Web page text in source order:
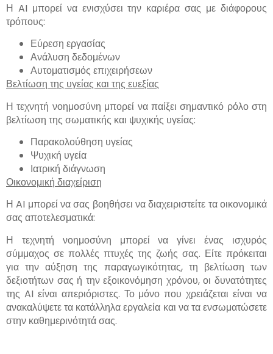
Η AI μπορεί να ενισχύσει την καριέρα σας με διάφορους
τρόπους:
Εύρεση εργασίας
Ανάλυση δεδομένων
Αυτοματισμός επιχειρήσεων
Βελτίωση της υγείας και της ευεξίας
Η τεχνητή νοημοσύνη μπορεί να παίξει σημαντικό ρόλο στη
βελτίωση της σωματικής και ψυχικής υγείας:
Παρακολούθηση υγείας
Ψυχική υγεία
Ιατρική διάγνωση
Οικονομική διαχείριση
Η AI μπορεί να σας βοηθήσει να διαχειριστείτε τα οικονομικά
σας αποτελεσματικά:
Η τεχνητή νοημοσύνη μπορεί να γίνει ένας ισχυρός
σύμμαχος σε πολλές πτυχές της ζωής σας. Είτε πρόκειται
για την αύξηση της παραγωγικότητας, τη βελτίωση των
δεξιοτήτων σας ή την εξοικονόμηση χρόνου, οι δυνατότητες
της AI είναι απεριόριστες. Το μόνο που χρειάζεται είναι να
ανακαλύψετε τα κατάλληλα εργαλεία και να τα ενσωματώσετε
στην καθημερινότητά σας.